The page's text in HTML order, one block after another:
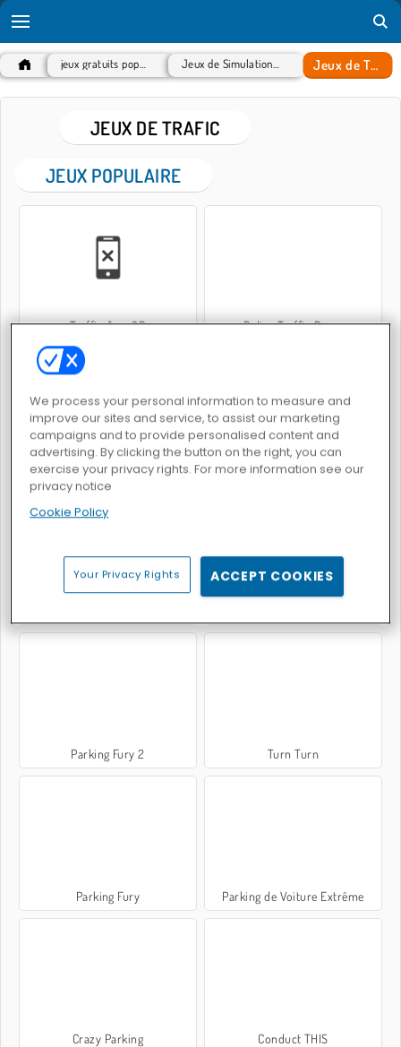
Jeux de Trafic
JEUX DE TRAFIC
JEUX POPULAIRE
Traffic Jam 3D Police Traffic Racer
Traffic Tour Course sur autoroute 3D
Parking Fury 2 Turn Turn
Parking Fury Parking de Voiture Extrême
Crazy Parking Conduct THIS
We process your personal information to measure and
improve our sites and service, to assist our marketing
campaigns and to provide personalised content and
advertising. By clicking the button on the right, you can
exercise your privacy rights. For more information see our
privacy notice
Cookie Policy
Your Privacy Rights ACCEPT COOKIES